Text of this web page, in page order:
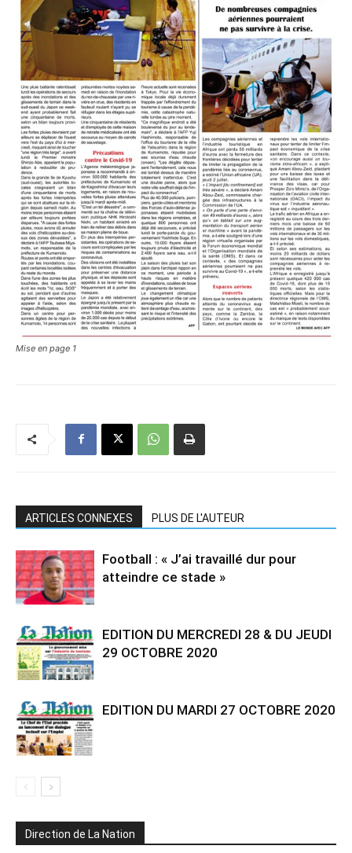
Mise en page 1
ARTICLES CONNEXES PLUS DE L'AUTEUR
Football : « J’ai travaillé dur pour
atteindre ce stade »
EDITION DU MERCREDI 28 & DU JEUDI
29 OCTOBRE 2020
EDITION DU MARDI 27 OCTOBRE 2020
Direction de La Nation